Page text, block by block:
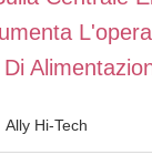
Ally Hi-Tech